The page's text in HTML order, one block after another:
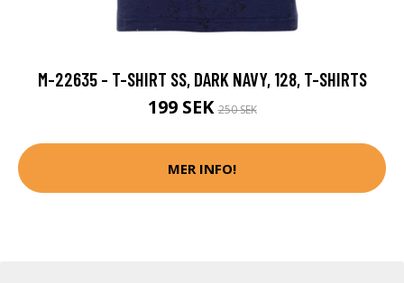
M-22635 - T-SHIRT SS, DARK NAVY, 128, T-SHIRTS
199 SEK250 SEK
MER INFO!